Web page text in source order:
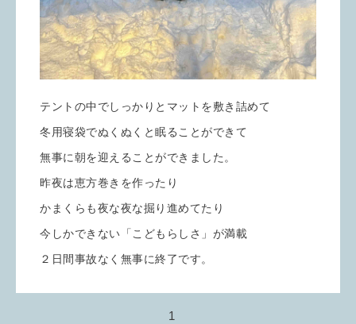
テントの中でしっかりとマットを敷き詰めて
冬用寝袋でぬくぬくと眠ることができて
無事に朝を迎えることができました。
昨夜は恵方巻きを作ったり
かまくらも夜な夜な掘り進めてたり
今しかできない「こどもらしさ」が満載
２日間事故なく無事に終了です。
1